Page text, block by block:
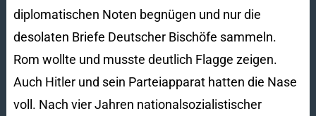
diplomatischen Noten begnügen und nur die
desolaten Briefe Deutscher Bischöfe sammeln.
Rom wollte und musste deutlich Flagge zeigen.
Auch Hitler und sein Parteiapparat hatten die Nase
voll. Nach vier Jahren nationalsozialistischer